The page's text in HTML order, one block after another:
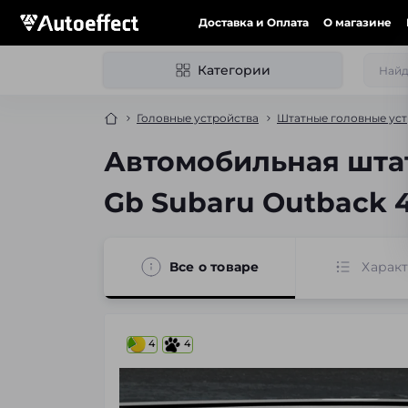
Доставка и Оплата О магазине
Категории
Головные устройства Штатные головные
Автомобильная
Gb Subaru Outback
Все о товаре
4 4